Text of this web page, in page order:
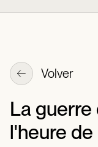
Volver
La
l'heure